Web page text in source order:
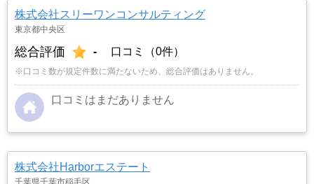
株式会社スリーワンコンサルティング
東京都中央区
総合評価 - 口コミ（0件）
※口コミ数が規定件数に満たないため、総合評価はありません。
口コミはまだありません
株式会社Harborエステート
千葉県千葉市稲毛区